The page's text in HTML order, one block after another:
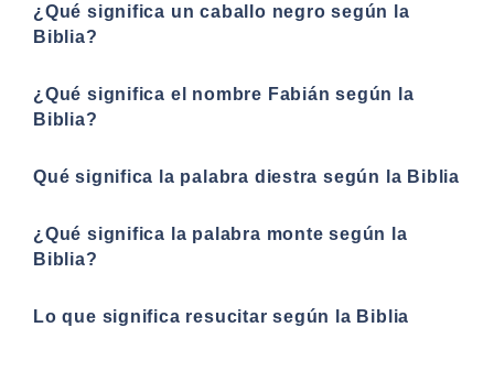
¿Qué significa un caballo negro según la
Biblia?
¿Qué significa el nombre Fabián según la
Biblia?
Qué significa la palabra diestra según la Biblia
¿Qué significa la palabra monte según la
Biblia?
Lo que significa resucitar según la Biblia